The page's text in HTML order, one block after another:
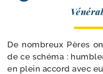
De nom­breux Pères
de ce sché­ma :
en plein accord avec